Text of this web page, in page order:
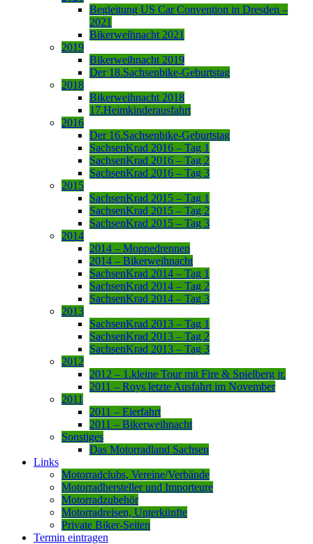
Begleitung US Car Convention in Dresden –
2021
Bikerweihnacht 2021
2019
Bikerweihnacht 2019
Der 18.Sachsenbike-Geburtstag
2018
Bikerweihnacht 2018
17.Heimkinderausfahrt
2016
Der 16.Sachsenbike-Geburtstag
SachsenKrad 2016 – Tag 1
SachsenKrad 2016 – Tag 2
SachsenKrad 2016 – Tag 3
2015
SachsenKrad 2015 – Tag 1
SachsenKrad 2015 – Tag 2
SachsenKrad 2015 – Tag 3
2014
2014 – Moppedrennen
2014 – Bikerweihnacht
SachsenKrad 2014 – Tag 1
SachsenKrad 2014 – Tag 2
SachsenKrad 2014 – Tag 3
2013
SachsenKrad 2013 – Tag 1
SachsenKrad 2013 – Tag 2
SachsenKrad 2013 – Tag 3
2012
2012 – 1.kleine Tour mit Fire & Spielberg jr.
2011 – Roys letzte Ausfahrt im November
2011
2011 – Eierfahrt
2011 – Bikerweihnacht
Sonstiges
Das Motorradland Sachsen
Links
Motorradclubs, Vereine/Verbände
Motorradhersteller und Importeure
Motorradzubehör
Motorradreisen, Unterkünfte
Private Biker-Seiten
Termin eintragen